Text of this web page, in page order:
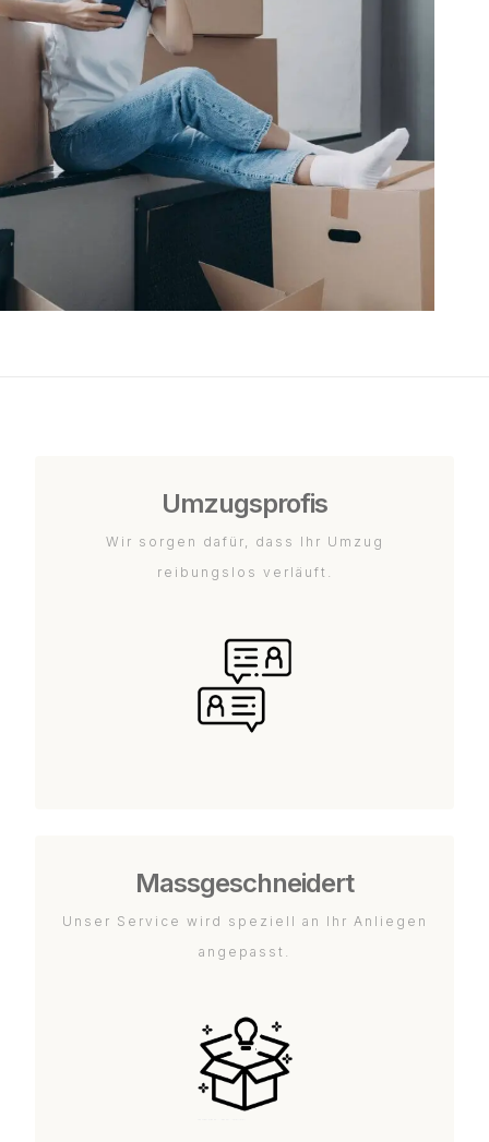
Umzugsprofis
Wir sorgen dafür, dass Ihr Umzug
reibungslos verläuft.
Massgeschneidert
Unser Service wird speziell an Ihr Anliegen
angepasst.